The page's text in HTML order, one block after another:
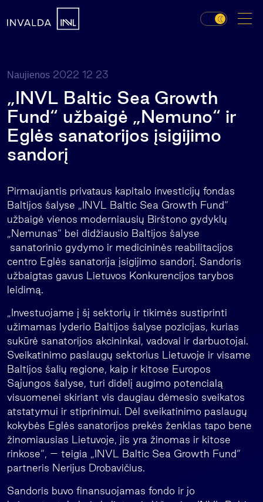
Naujienos 2022 12 23
„INVL Baltic Sea Growth
Fund“ užbaigė „Nemuno“ ir
Eglės sanatorijos įsigijimo
sandorį
Pirmaujantis privataus kapitalo investicijų fondas
Baltijos šalyse „INVL Baltic Sea Growth Fund“
užbaigė vienos moderniausių Birštono gydyklų
„Nemunas“ bei didžiausio Baltijos šalyse
sanatorinio gydymo ir medicininės reabilitacijos
centro Eglės sanatorija įsigijimo sandorį. Sandoris
užbaigtas gavus Lietuvos Konkurencijos tarybos
leidimą.
„Investuojame į šį sektorių ir tikimės sustiprinti
užimamas lyderio Baltijos šalyse pozicijas, kurias
sukūrė sanatorijos akcininkai, vadovai ir darbuotojai.
Sveikatinimo paslaugų sektorius Lietuvoje ir visame
Baltijos šalių regione, kaip ir kitose Europos
Sąjungos šalyse, turi didelį augimo potencialą
visuomenei skiriant vis daugiau dėmesio sveikatos
atstatymui ir stiprinimui. Dėl sveikatinimo paslaugų
kokybės Eglės sanatorijos prekės ženklas tapo bene
žinomiausias Lietuvoje, jis yra žinomas ir kitose
rinkose“, – teigia „INVL Baltic Sea Growth Fund“
partneris Nerijus Drobavičius.
Sandoris buvo finansuojamas fondo ir jo